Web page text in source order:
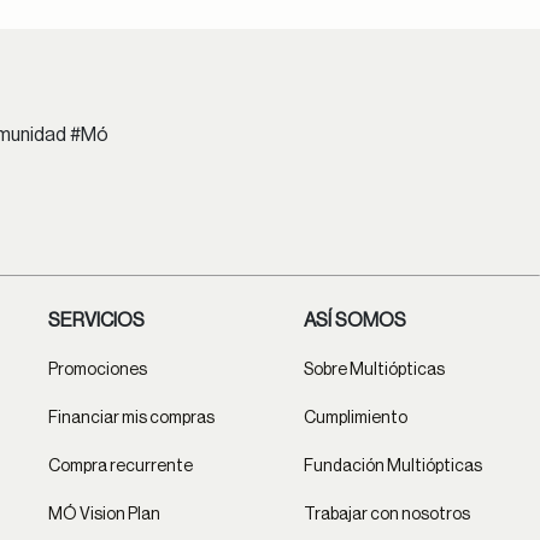
#Mó
SERVICIOS
Promociones
Financiar mis compras
Compra recurrente
MÓ Vision Plan
ASÍ SOMOS
Sobre Multiópticas
Cumplimiento
Fundación Multiópticas
Trabajar con nosotros